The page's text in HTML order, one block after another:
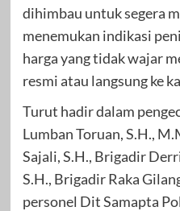
dihimbau untuk segera
menemukan indikasi
harga yang tidak wajar
resmi atau langsung ke
Turut hadir dalam
Lumban Toruan, S.H.,
Sajali, S.H., Brigadir
S.H., Brigadir Raka
personel Dit Samapta